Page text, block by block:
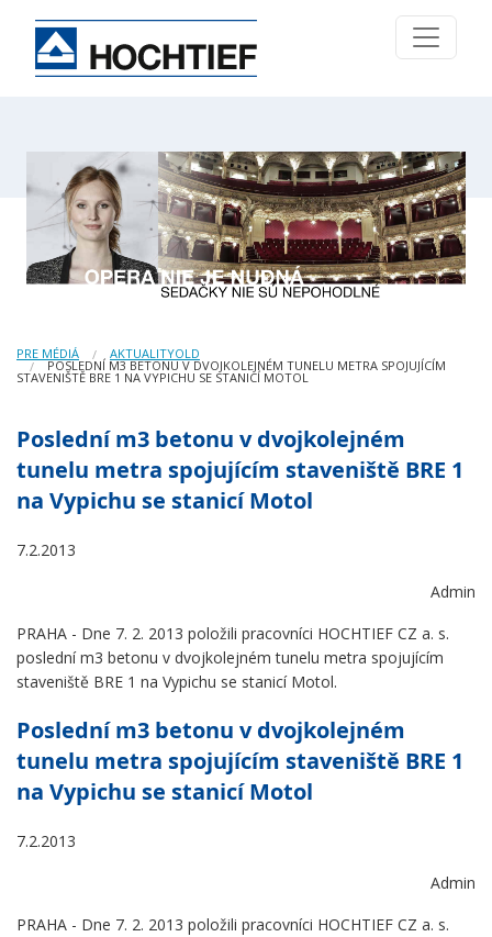
PRE MÉDIÁ AKTUALITYOLD
POSLEDNÍ M3 BETONU V DVOJKOLEJNÉM TUNELU METRA SPOJUJÍCÍM
STAVENIŠTĚ BRE 1 NA VYPICHU SE STANICÍ MOTOL
Poslední m3 betonu v dvojkolejném
tunelu metra spojujícím staveniště BRE 1
na Vypichu se stanicí Motol
7.2.2013
Admin
PRAHA - Dne 7. 2. 2013 položili pracovníci HOCHTIEF CZ a. s.
poslední m3 betonu v dvojkolejném tunelu metra spojujícím
staveniště BRE 1 na Vypichu se stanicí Motol.
Poslední m3 betonu v dvojkolejném
tunelu metra spojujícím staveniště BRE 1
na Vypichu se stanicí Motol
7.2.2013
Admin
PRAHA - Dne 7. 2. 2013 položili pracovníci HOCHTIEF CZ a. s.